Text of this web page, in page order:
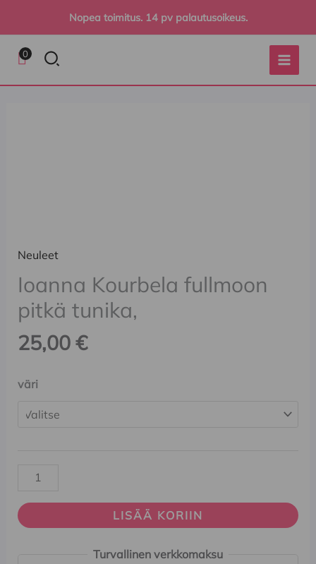
Nopea toimitus. 14 pv palautusoikeus.
0 Hae
Neuleet
Ioanna Kourbela fullmoon
pitkä tunika,
25,00€
väri
LISÄÄ KORIIN
Turvallinen verkkomaksu